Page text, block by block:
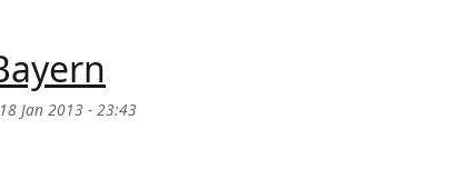
Jan 2013 - 23:43
- Bayern